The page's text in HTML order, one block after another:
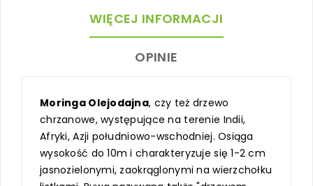
WIĘCEJ INFORMACJI
OPINIE
Moringa Olejodajna, czy też drzewo
chrzanowe, występujące na terenie Indii,
Afryki, Azji południowo-wschodniej. Osiąga
wysokość do 10m i charakteryzuje się 1-2 cm
jasnozielonymi, zaokrąglonymi na wierzchołku